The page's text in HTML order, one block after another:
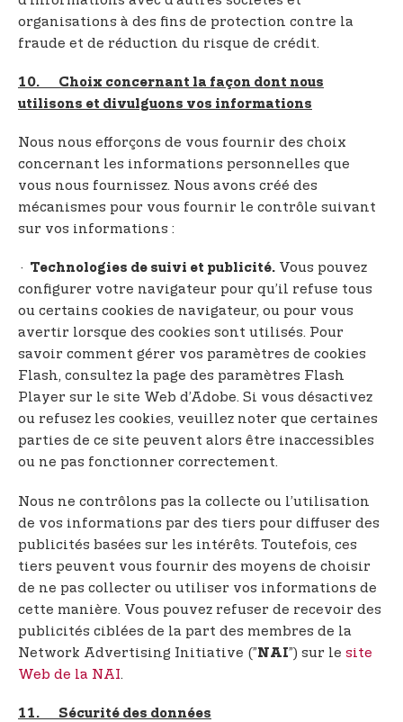
organisations à des fins de protection contre la
fraude et de réduction du risque de crédit.
10. Choix concernant la façon dont nous
utilisons et divulguons vos informations
Nous nous efforçons de vous fournir des choix
concernant les informations personnelles que
vous nous fournissez. Nous avons créé des
mécanismes pour vous fournir le contrôle suivant
sur vos informations :
· Technologies de suivi et publicité. Vous pouvez
configurer votre navigateur pour qu’il refuse tous
ou certains cookies de navigateur, ou pour vous
avertir lorsque des cookies sont utilisés. Pour
savoir comment gérer vos paramètres de cookies
Flash, consultez la page des paramètres Flash
Player sur le site Web d’Adobe. Si vous désactivez
ou refusez les cookies, veuillez noter que certaines
parties de ce site peuvent alors être inaccessibles
ou ne pas fonctionner correctement.
Nous ne contrôlons pas la collecte ou l’utilisation
de vos informations par des tiers pour diffuser des
publicités basées sur les intérêts. Toutefois, ces
tiers peuvent vous fournir des moyens de choisir
de ne pas collecter ou utiliser vos informations de
cette manière. Vous pouvez refuser de recevoir des
publicités ciblées de la part des membres de la
Network Advertising Initiative (”NAI”) sur le site
Web de la NAI.
11. Sécurité des données